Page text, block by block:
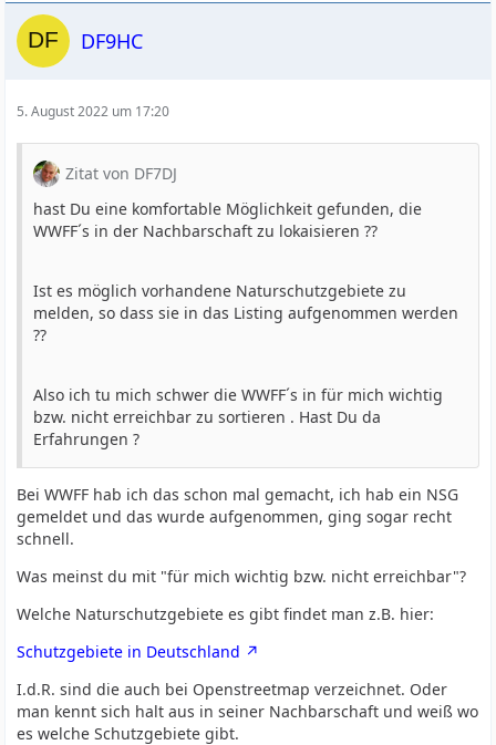
DF9HC
5. August 2022 um 17:20
Zitat von DF7DJ
hast Du eine komfortable Möglichkeit gefunden, die
WWFF´s in der Nachbarschaft zu lokaisieren ??
Ist es möglich vorhandene Naturschutzgebiete zu
melden, so dass sie in das Listing aufgenommen werden
??
Also ich tu mich schwer die WWFF´s in für mich wichtig
bzw. nicht erreichbar zu sortieren . Hast Du da
Erfahrungen ?
Bei WWFF hab ich das schon mal gemacht, ich hab ein NSG
gemeldet und das wurde aufgenommen, ging sogar recht
schnell.
Was meinst du mit "für mich wichtig bzw. nicht erreichbar"?
Welche Naturschutzgebiete es gibt findet man z.B. hier:
Schutzgebiete in Deutschland
I.d.R. sind die auch bei Openstreetmap verzeichnet. Oder
man kennt sich halt aus in seiner Nachbarschaft und weiß wo
es welche Schutzgebiete gibt.